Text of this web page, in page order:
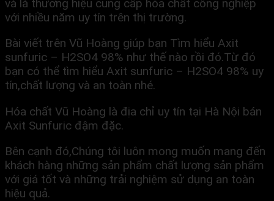
và là thương hiệu cung cấp hóa chất công nghiệp
với nhiều năm uy tín trên thị trường.
Bài viết trên Vũ Hoàng giúp bạn Tìm hiểu Axit
sunfuric – H2SO4 98% như thế nào rồi đó.Từ đó
bạn có thể tìm hiểu Axit sunfuric – H2SO4 98% uy
tín,chất lượng và an toàn nhé.
Hóa chất Vũ Hoàng là địa chỉ uy tín tại Hà Nội bán
Axit Sunfuric đậm đặc.
Bên cạnh đó,Chúng tôi luôn mong muốn mang đến
khách hàng những sản phẩm chất lượng sản phẩm
với giá tốt và những trải nghiệm sử dụng an toàn
hiệu quả.